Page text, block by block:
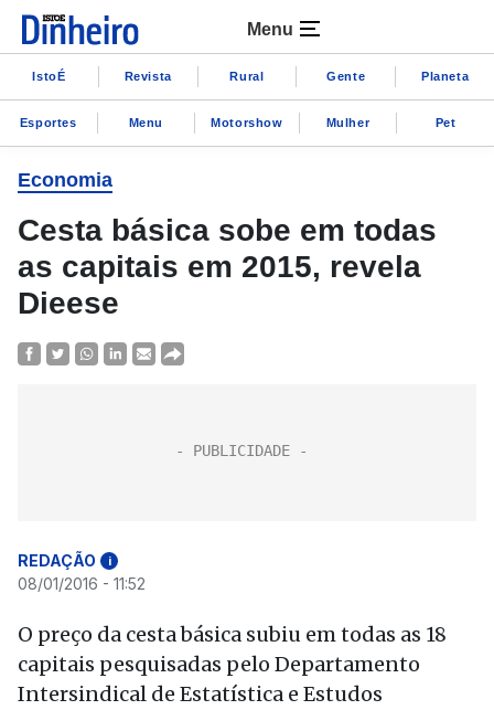
Menu
IstoÉ Revista Rural Gente Planeta
Esportes Menu Motorshow Mulher Pet
Economia
Cesta básica sobe em todas
as capitais em 2015, revela
Dieese
REDAÇÃO i
08/01/2016 - 11:52
O preço da cesta básica subiu em todas as 18
capitais pesquisadas pelo Departamento
Intersindical de Estatística e Estudos